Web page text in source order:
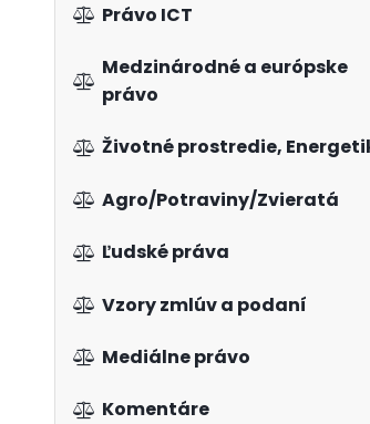
Právo ICT
Medzinárodné a európske
právo
Životné prostredie,
Agro/Potraviny/Zvieratá
Ľudské práva
Vzory zmlúv a podaní
Mediálne právo
Komentáre